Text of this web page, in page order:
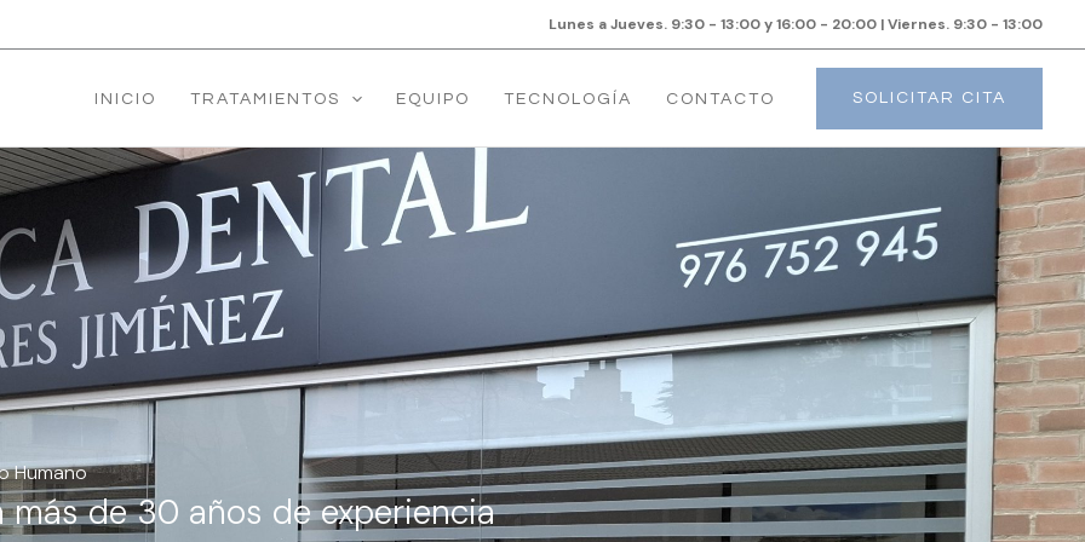
Lunes a Jueves. 9:30 - 13:00 y 16:00 - 20:00 | Viernes. 9:30 - 13:00
INICIO TRATAMIENTOS EQUIPO TECNOLOGÍA CONTACTO SOLICITAR CITA
Humano
más de 30 años de experiencia